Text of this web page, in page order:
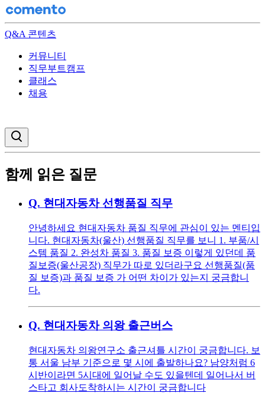
Q&A 콘텐츠
커뮤니티
직무부트캠프
클래스
채용
함께 읽은 질문
Q. 현대자동차 선행품질 직무
안녕하세요 현대자동차 품질 직무에 관심이 있는 멘티입
니다. 현대자동차(울산) 선행품질 직무를 보니 1. 부품/시
스템 품질 2. 완성차 품질 3. 품질 보증 이렇게 있던데 품
질보증(울산공장) 직무가 따로 있더라구요 선행품질(품
질 보증)과 품질 보증 가 어떤 차이가 있는지 궁금합니
다.
Q. 현대자동차 의왕 출근버스
현대자동차 의왕연구소 출근셔틀 시간이 궁금합니다. 보
통 서울 남부 기준으로 몇 시에 출발하나요? 남양처럼 6
시반이라면 5시대에 일어날 수도 있을텐데 일어나서 버
스타고 회사도착하시는 시간이 궁금합니다